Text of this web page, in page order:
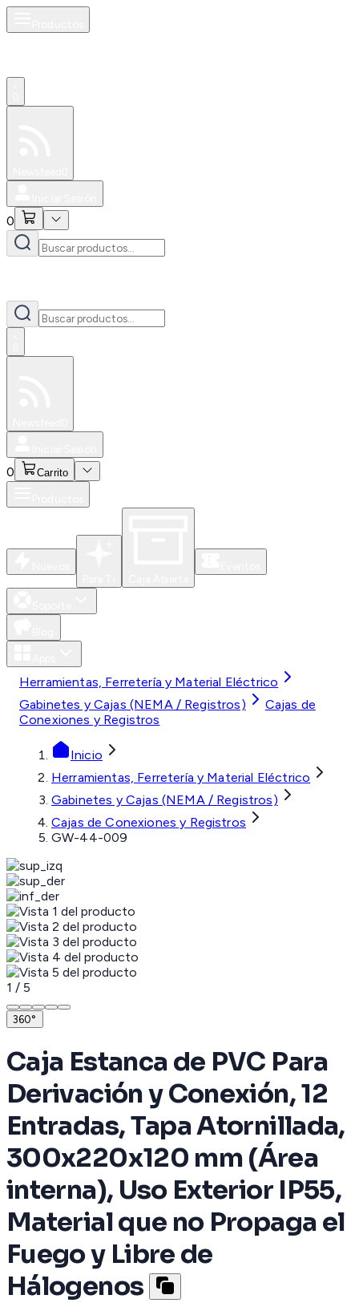
0
0 Carrito
Herramientas, Ferretería y Material Eléctrico
Gabinetes y Cajas (NEMA / Registros)
Cajas de
Conexiones y Registros
Inicio
Herramientas, Ferretería y Material Eléctrico
Gabinetes y Cajas (NEMA / Registros)
Cajas de Conexiones y Registros
GW-44-009
1 / 5
360°
Caja Estanca de PVC Para
Derivación y Conexión, 12
Entradas, Tapa Atornillada,
300x220x120 mm (Área
interna), Uso Exterior IP55,
Material que no Propaga el
Fuego y Libre de
Hálogenos